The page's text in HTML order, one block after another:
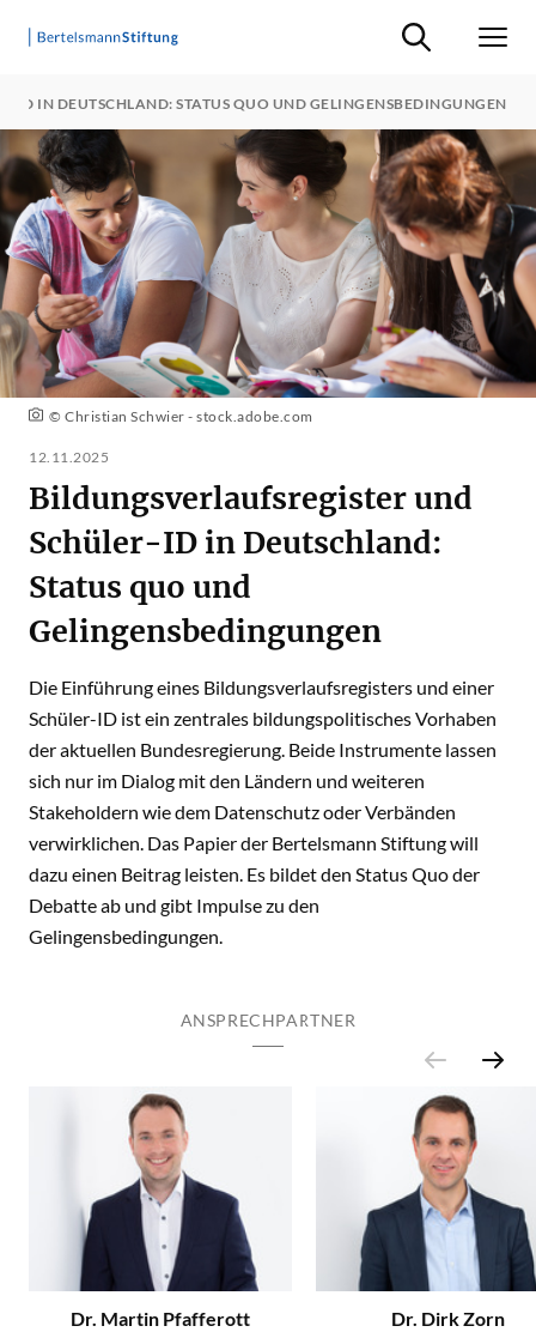
Suche ein-/
ID IN DEUTSCHLAND: STATUS QUO UND GELINGENSBEDINGUNGEN
© Christian Schwier - stock.adobe.com
12.11.2025
Bildungsverlaufsregister und
Schüler-ID in Deutschland:
Status quo und
Gelingensbedingungen
Die Einführung eines Bildungsverlaufsregisters und einer
Schüler-ID ist ein zentrales bildungspolitisches Vorhaben
der aktuellen Bundesregierung. Beide Instrumente lassen
sich nur im Dialog mit den Ländern und weiteren
Stakeholdern wie dem Datenschutz oder Verbänden
verwirklichen. Das Papier der Bertelsmann Stiftung will
dazu einen Beitrag leisten. Es bildet den Status Quo der
Debatte ab und gibt Impulse zu den
Gelingensbedingungen.
ANSPRECHPARTNER
Dr. Martin Pfafferott
Dr. Dirk Zorn